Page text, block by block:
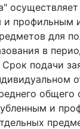
и профильным
для
в
Срок подачи
общего
и